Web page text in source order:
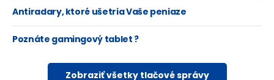
Antiradary, ktoré ušetria Vaše peniaze
Poznáte gamingový tablet ?
Zobraziť všetky tlačové správy